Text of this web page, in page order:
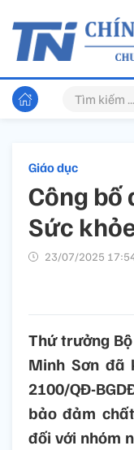
Giáo dục
Công bố
Sức
23/07/2025
Thứ trưởng
Minh Sơn đã
2100/QĐ-
bảo đảm
đối với nhóm